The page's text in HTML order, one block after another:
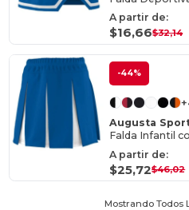
A partir de:
$16,66$32,14
-44%
Augusta
Falda Infantil
A partir de:
$25,72$46,02
Mostrando Todos